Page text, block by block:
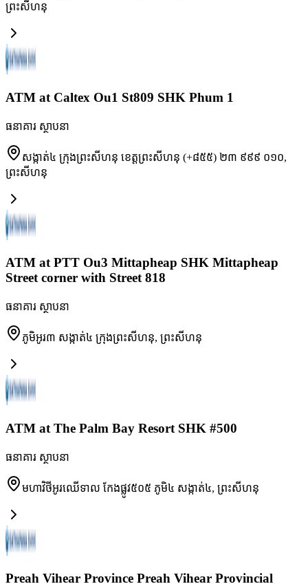
ព្រះសីហនុ
ATM at Caltex Ou1 St809 SHK Phum 1
ធនាគារ ស្ថាបនា
សង្កាត់៤ ក្រុងព្រះសីហនុ ខេត្តព្រះសីហនុ (+៨៥៥) ២៣ ៩៩៩ ០១០,
ព្រះសីហនុ
ATM at PTT Ou3 Mittapheap SHK Mittapheap
Street corner with Street 818
ធនាគារ ស្ថាបនា
ភូមិអូរ៣ សង្កាត់៤ ក្រុងព្រះសីហនុ, ព្រះសីហនុ
ATM at The Palm Bay Resort SHK #500
ធនាគារ ស្ថាបនា
មហាវិថីអូរឈើទាល កែងផ្លូវ៥០៥ ភូមិ៤ សង្កាត់៤, ព្រះសីហនុ
Preah Vihear Province Preah Vihear Provincial